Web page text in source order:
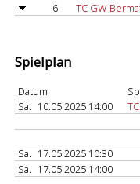
6
TC GW
Spielplan
Datum
Sa. 10.05.2025 14:00
Sa. 17.05.2025 10:30
Sa. 17.05.2025 14:00